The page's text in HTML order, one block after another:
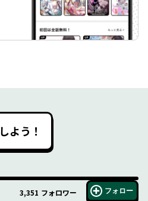
よう！
3,351 フォロワー フォロー